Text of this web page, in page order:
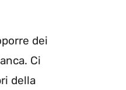
dei
Ci
della